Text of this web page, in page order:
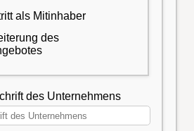
als Mitinhaber
des
des Unternehmens